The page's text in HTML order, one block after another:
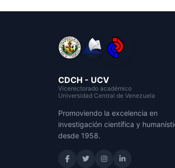
CDCH - UCV
Vicerectorado académico
Universidad Central de Venezuela
Promoviendo la excelencia en
investigación científica y
desde 1958.